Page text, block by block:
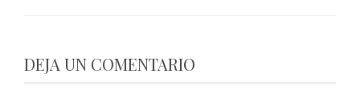
DEJA UN COMENTARIO